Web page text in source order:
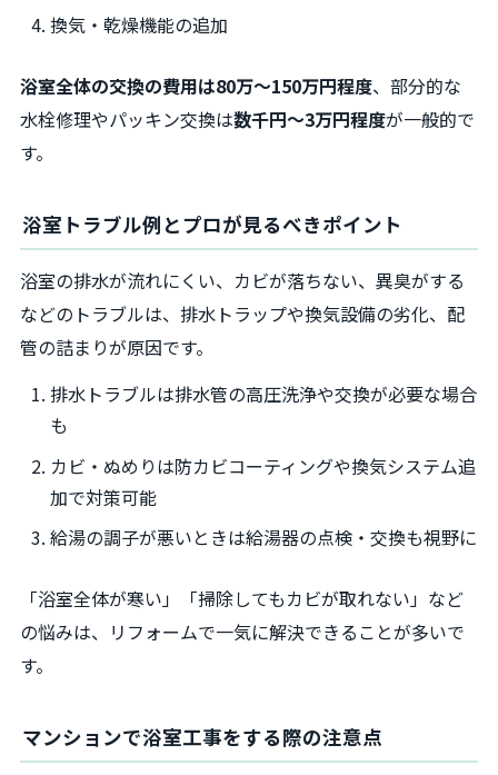
換気・乾燥機能の追加
浴室全体の交換の費用は80万～150万円程度、部分的な
水栓修理やパッキン交換は数千円～3万円程度が一般的で
す。
浴室トラブル例とプロが見るべきポイント
浴室の排水が流れにくい、カビが落ちない、異臭がする
などのトラブルは、排水トラップや換気設備の劣化、配
管の詰まりが原因です。
排水トラブルは排水管の高圧洗浄や交換が必要な場合
も
カビ・ぬめりは防カビコーティングや換気システム追
加で対策可能
給湯の調子が悪いときは給湯器の点検・交換も視野に
「浴室全体が寒い」「掃除してもカビが取れない」など
の悩みは、リフォームで一気に解決できることが多いで
す。
マンションで浴室工事をする際の注意点